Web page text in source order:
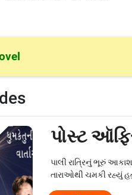
પોસ્ટ
પાલી રાત્રિનું ભૂરું
તારાઓથી ચમકી રહ્યું